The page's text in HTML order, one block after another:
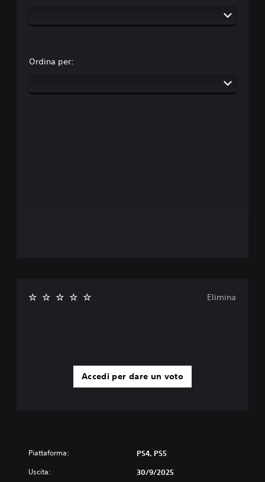
Ordina per:
Accedi per dare un voto
Elimina
Piattaforma: PS4, PS5
Uscita: 30/9/2025